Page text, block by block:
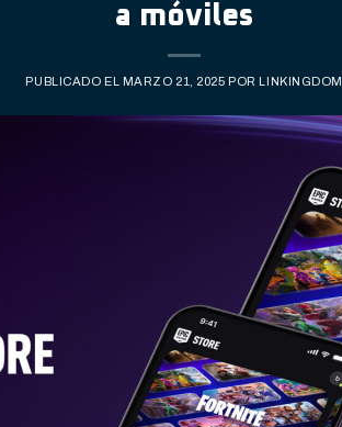
a móviles
PUBLICADO EL MARZO 21, 2025 POR LINKINGDOM